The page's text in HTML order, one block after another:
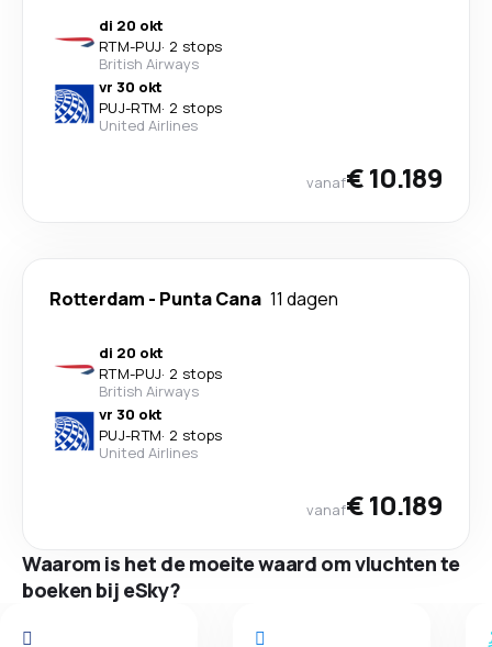
di 20 okt
RTM-PUJ· 2 stops
British Airways
vr 30 okt
PUJ-RTM· 2 stops
United Airlines
vanaf€ 10.189
Rotterdam - Punta Cana 11 dagen
di 20 okt
RTM-PUJ· 2 stops
British Airways
vr 30 okt
PUJ-RTM· 2 stops
United Airlines
vanaf€ 10.189
Waarom is het de moeite waard om vluchten te
boeken bij eSky?